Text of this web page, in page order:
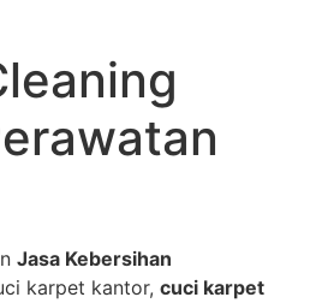
Jasa Kebersihan
karpet kantor, cuci karpet